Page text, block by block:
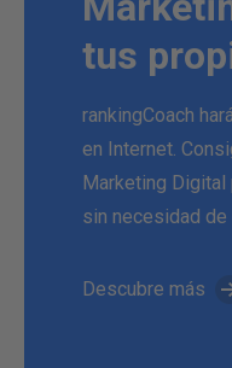
tus
rankingCoach
en Internet.
Marketing Digital
sin necesidad
Descubre más